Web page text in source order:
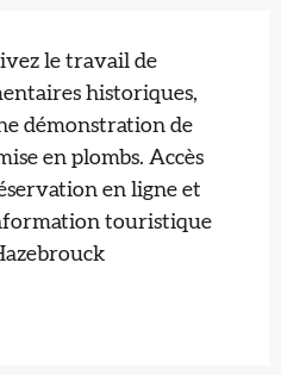
le travail de
historiques,
démonstration de
en plombs. Accès
en ligne et
touristique